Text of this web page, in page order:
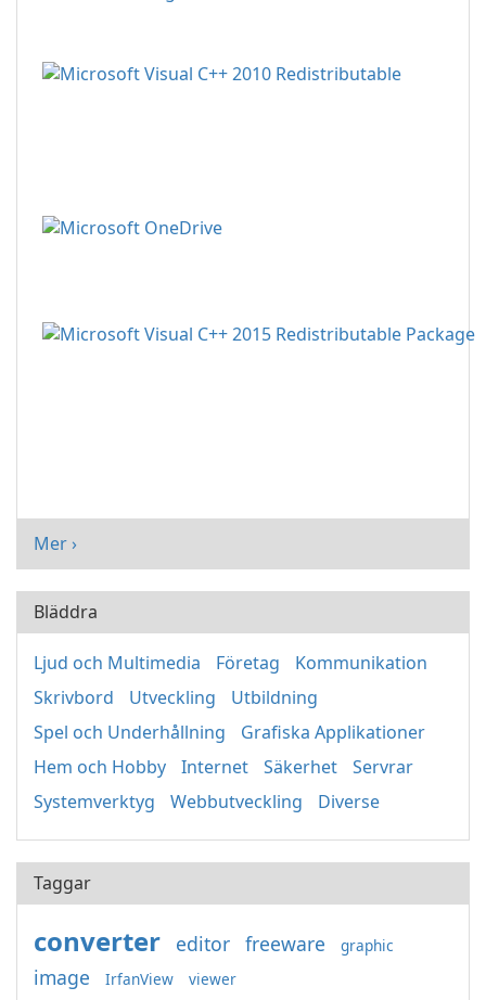
Mer ›
Bläddra
Ljud och Multimedia Företag
Kommunikation
Skrivbord
Utveckling
Utbildning
Spel och Underhållning
Grafiska Applikationer
Hem och Hobby
Internet Säkerhet
Servrar
Systemverktyg
Webbutveckling Diverse
Taggar
converter editor freeware graphic
image IrfanView viewer